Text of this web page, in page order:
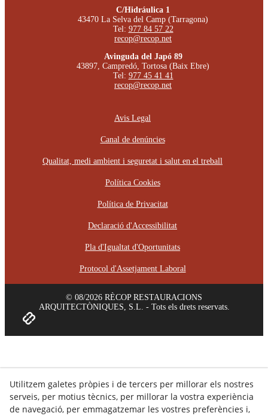
C/Hidráulica 1
43470 La Selva del Camp (Tarragona)
Tel: 977 84 57 22
recop@recop.net
Avinguda del Japó 89
43897, Campredó, Tortosa (Baix Ebre)
Tel: 977 45 41 41
recop@recop.net
Avis Legal
Canal de denúncies
Qualitat, medi ambient i seguretat i salut en el treball
Política Cookies
Política de Privacitat
Declaració d'Accessibilitat
Pla d'Igualtat d'Oportunitats
Protocol d'Assetjament Laboral
© 08/2026 RÈCOP RESTAURACIONS
ARQUITECTÒNIQUES, S.L. - Tots els drets reservats.
Utilitzem galetes pròpies i de tercers per millorar els nostres
serveis, per motius tècnics, per millorar la vostra experiència
de navegació, per emmagatzemar les vostres preferències i,